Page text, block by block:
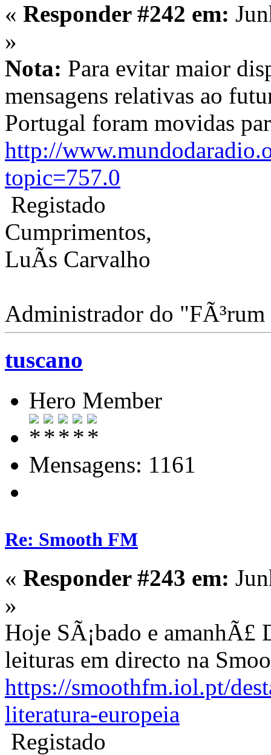
« Responder #242 em:
»
Nota: Para evitar maior
mensagens relativas ao
Portugal foram movidas
http://
topic=757.0
Registado
Cumprimentos,
LuÃ­s Carvalho
Administrador do
tuscano
Hero Member
Mensagens: 1161
Re: Smooth FM
« Responder #243 em:
»
Hoje SÃ¡bado e amanhÃ£
leituras em directo na
https://smoothfm.iol.pt/
literatura-europeia
Registado